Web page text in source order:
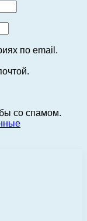
по email.
со спамом.